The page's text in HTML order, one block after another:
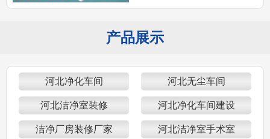
产品展示
河北净化车间 河北无尘车间
河北洁净室装修 河北净化车间建设
洁净厂房装修厂家 河北洁净室手术室